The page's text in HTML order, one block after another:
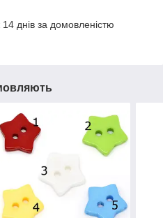
днів за домовленістю